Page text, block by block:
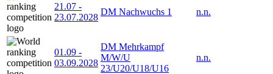
21.07 -
23.07.2028
DM Nachwuchs 1 n.n.
01.09 -
03.09.2028
DM Mehrkampf
M/W/U
23/U20/U18/U16
n.n.